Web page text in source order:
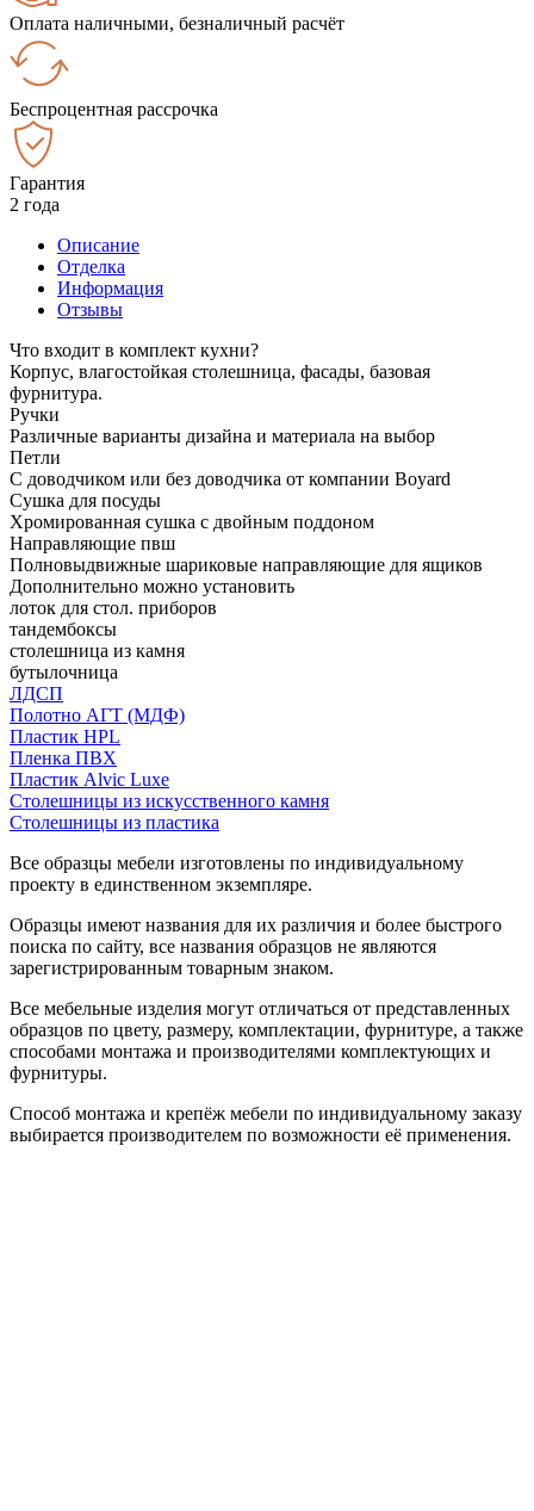
Оплата наличными, безналичный расчёт
Беспроцентная рассрочка
Гарантия
2 года
Описание
Отделка
Информация
Отзывы
Что входит в комплект кухни?
Корпус, влагостойкая столешница, фасады, базовая
фурнитура.
Ручки
Различные варианты дизайна и материала на выбор
Петли
С доводчиком или без доводчика от компании Boyard
Сушка для посуды
Хромированная сушка с двойным поддоном
Направляющие пвш
Полновыдвижные шариковые направляющие для ящиков
Дополнительно можно установить
лоток для стол. приборов
тандембоксы
столешница из камня
бутылочница
ЛДСП
Полотно АГТ (МДФ)
Пластик HPL
Пленка ПВХ
Пластик Alvic Luxe
Столешницы из искусственного камня
Столешницы из пластика
Все образцы мебели изготовлены по индивидуальному
проекту в единственном экземпляре.
Образцы имеют названия для их различия и более быстрого
поиска по сайту, все названия образцов не являются
зарегистрированным товарным знаком.
Все мебельные изделия могут отличаться от представленных
образцов по цвету, размеру, комплектации, фурнитуре, а также
способами монтажа и производителями комплектующих и
фурнитуры.
Способ монтажа и крепёж мебели по индивидуальному заказу
выбирается производителем по возможности её применения.